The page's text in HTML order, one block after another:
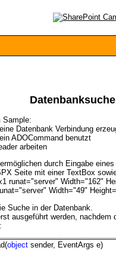
Sample:
Datenbank Verbindung
ADOCommand benutzt
arbeiten
durch Eingabe
Seite mit einer TextBox
runat="server" Width="162"
Width="49"
Suche in der Datenbank.
ausgeführt werden,
objectsender, EventArgs e)